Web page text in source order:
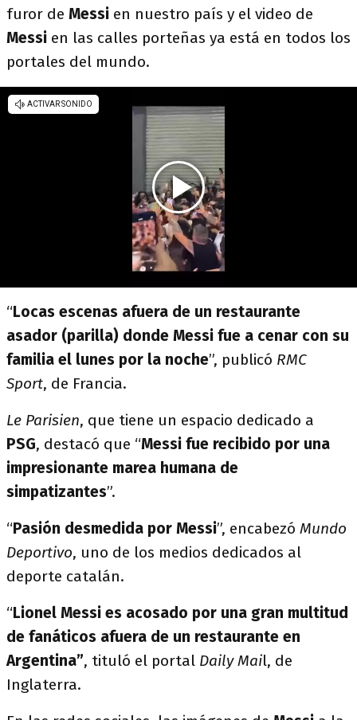
furor de Messi en nuestro país y el video de
Messi en las calles porteñas ya está en todos los
portales del mundo.
“Locas escenas afuera de un restaurante
asador (parilla) donde Messi fue a cenar con su
familia el lunes por la noche”, publicó RMC
Sport, de Francia.
Le Parisien, que tiene un espacio dedicado a
PSG, destacó que “Messi fue recibido por una
impresionante marea humana de
simpatizantes”.
“Pasión desmedida por Messi”, encabezó Mundo
Deportivo, uno de los medios dedicados al
deporte catalán.
“Lionel Messi es acosado por una gran multitud
de fanáticos afuera de un restaurante en
Argentina”, tituló el portal Daily Mail, de
Inglaterra.